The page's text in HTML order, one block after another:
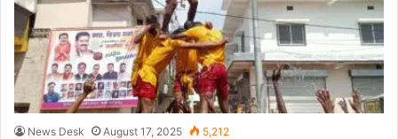
News Desk August 17, 2025 5,212